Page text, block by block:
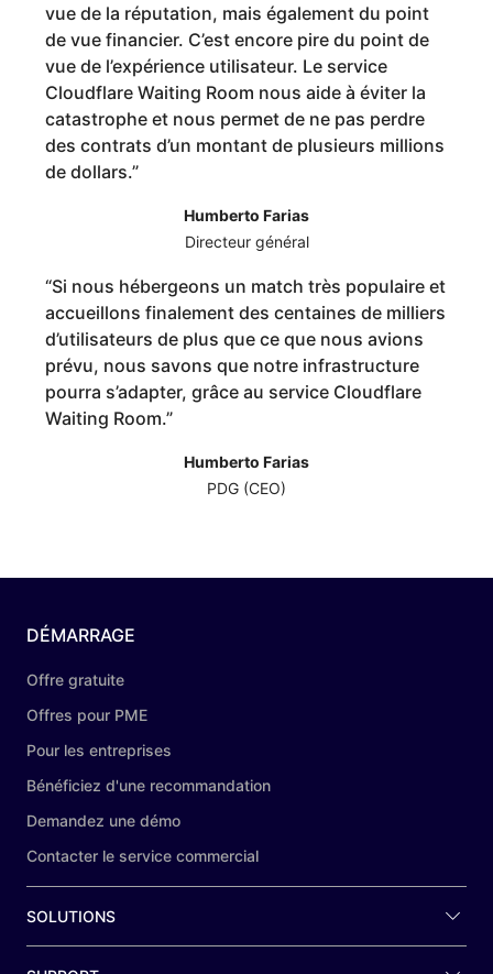
vue de la réputation, mais également du point
de vue financier. C’est encore pire du point de
vue de l’expérience utilisateur. Le service
Cloudflare Waiting Room nous aide à éviter la
catastrophe et nous permet de ne pas perdre
des contrats d’un montant de plusieurs millions
de dollars.”
Humberto Farias
Directeur général
“Si nous hébergeons un match très populaire et
accueillons finalement des centaines de milliers
d’utilisateurs de plus que ce que nous avions
prévu, nous savons que notre infrastructure
pourra s’adapter, grâce au service Cloudflare
Waiting Room.”
Humberto Farias
PDG (CEO)
DÉMARRAGE
Offre gratuite
Offres pour PME
Pour les entreprises
Bénéficiez d'une recommandation
Demandez une démo
Contacter le service commercial
SOLUTIONS